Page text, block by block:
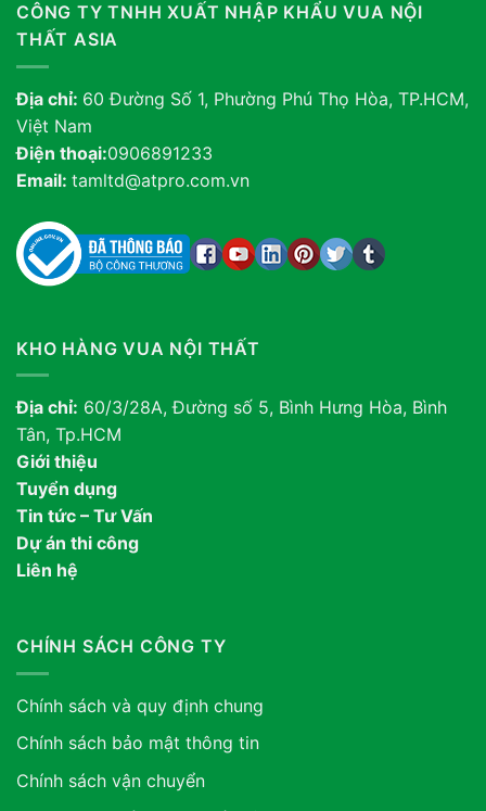
CÔNG TY TNHH XUẤT NHẬP KHẨU VUA NỘI
THẤT ASIA
Địa chỉ: 60 Đường Số 1, Phường Phú Thọ Hòa, TP.HCM,
Việt Nam
Điện thoại:0906891233
Email: tamltd@atpro.com.vn
KHO HÀNG VUA NỘI THẤT
Địa chỉ: 60/3/28A, Đường số 5, Bình Hưng Hòa, Bình
Tân, Tp.HCM
Giới thiệu
Tuyển dụng
Tin tức – Tư Vấn
Dự án thi công
Liên hệ
CHÍNH SÁCH CÔNG TY
Chính sách và quy định chung
Chính sách bảo mật thông tin
Chính sách vận chuyển